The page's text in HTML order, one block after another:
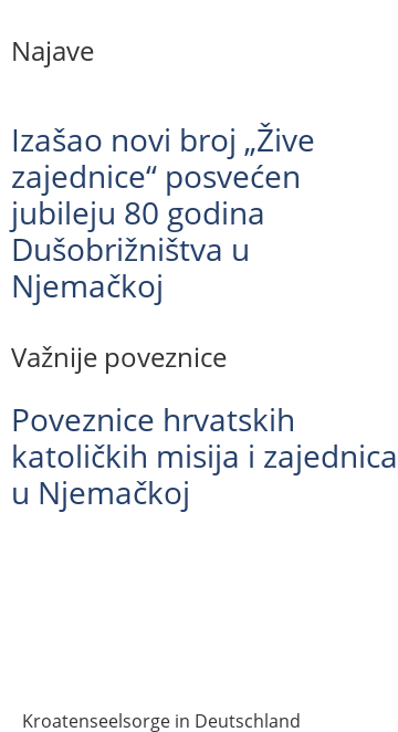
Najave
Izašao novi broj „Žive
zajednice“ posvećen
jubileju 80 godina
Dušobrižništva u
Njemačkoj
Važnije poveznice
Poveznice hrvatskih
katoličkih misija i zajednica
u Njemačkoj
Kroatenseelsorge in Deutschland